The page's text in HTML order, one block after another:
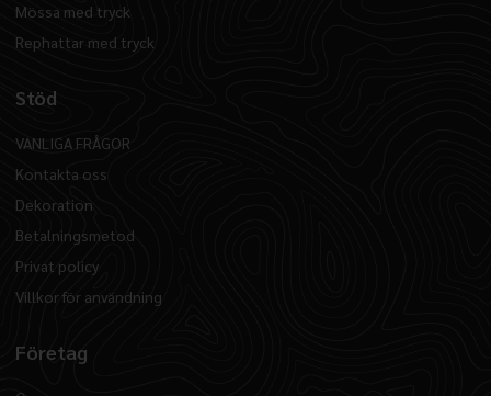
Mössa med tryck
Rephattar med tryck
Stöd
VANLIGA FRÅGOR
Kontakta oss
Dekoration
Betalningsmetod
Privat policy
Villkor för användning
Företag